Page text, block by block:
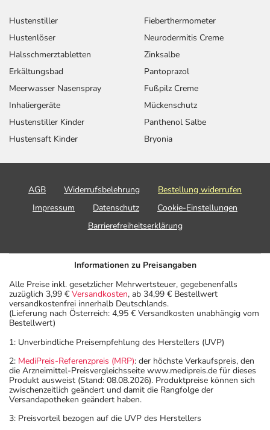
Hustenstiller
Hustenlöser
Halsschmerztabletten
Erkältungsbad
Meerwasser Nasenspray
Inhaliergeräte
Hustenstiller Kinder
Hustensaft Kinder
Fieberthermometer
Neurodermitis Creme
Zinksalbe
Pantoprazol
Fußpilz Creme
Mückenschutz
Panthenol Salbe
Bryonia
AGB Widerrufsbelehrung
Bestellung widerrufen
Impressum
Datenschutz
Cookie-Einstellungen
Barrierefreiheitserklärung
Informationen zu Preisangaben
Alle Preise inkl. gesetzlicher Mehrwertsteuer, gegebenenfalls
zuzüglich 3,99 € Versandkosten, ab 34,99 € Bestellwert
versandkostenfrei innerhalb Deutschlands.
(Lieferung nach Österreich: 4,95 € Versandkosten unabhängig vom
Bestellwert)
1: Unverbindliche Preisempfehlung des Herstellers (UVP)
2: MediPreis-Referenzpreis (MRP): der höchste Verkaufspreis, den
die Arzneimittel-Preisvergleichsseite www.medipreis.de für dieses
Produkt ausweist (Stand: 08.08.2026). Produktpreise können sich
zwischenzeitlich geändert und damit die Rangfolge der
Versandapotheken geändert haben.
3: Preisvorteil bezogen auf die UVP des Herstellers